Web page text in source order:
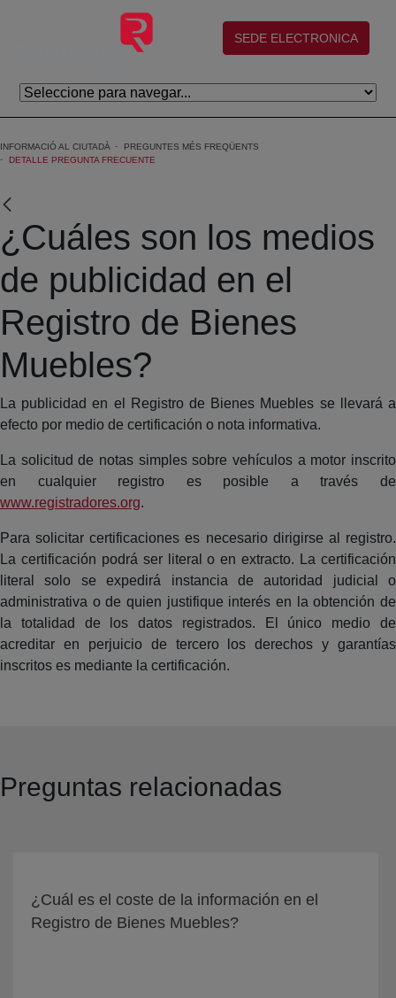
Salta al contingut principal
(abre en nueva ventana)
SEDE ELECTRONICA
INFORMACIÓ AL CIUTADÀ
PREGUNTES MÉS FREQÜENTS
DETALLE PREGUNTA FRECUENTE
¿Cuáles son los medios
de publicidad en el
Registro de Bienes
Muebles?
La publicidad en el Registro de Bienes Muebles se llevará a
efecto por medio de certificación o nota informativa.
La solicitud de notas simples sobre vehículos a motor inscrito
en cualquier registro es posible a través de
www.registradores.org.
Para solicitar certificaciones es necesario dirigirse al registro.
La certificación podrá ser literal o en extracto. La certificación
literal solo se expedirá instancia de autoridad judicial o
administrativa o de quien justifique interés en la obtención de
la totalidad de los datos registrados. El único medio de
acreditar en perjuicio de tercero los derechos y garantías
inscritos es mediante la certificación.
Preguntas relacionadas
¿Cuál es el coste de la información en el
Registro de Bienes Muebles?